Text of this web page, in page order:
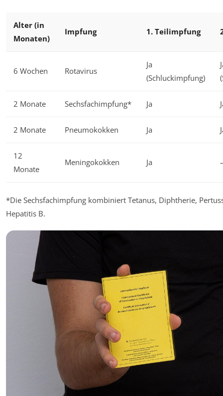
Alter (in
Monaten)
Impfung 1. Teilimpfung
6 Wochen Rotavirus
Ja
(Schluckimpfung)
2 Monate Sechsfachimpfung* Ja
2 Monate Pneumokokken Ja
12
Monate
Meningokokken Ja
*Die Sechsfachimpfung kombiniert Tetanus, Diphtherie,
Hepatitis B.